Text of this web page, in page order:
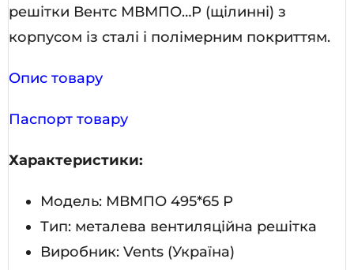
решітки Вентс МВМПО…Р (щілинні) з
корпусом із сталі і полімерним покриттям.
Опис товару
Паспорт товару
Характеристики:
Модель: МВМПО 495*65 Р
Тип: металева вентиляційна решітка
Виробник: Vents (Україна)